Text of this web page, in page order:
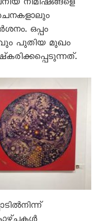
നിമിഷങ്ങളെ
ഒപ്പം
പുതിയ മുഖം